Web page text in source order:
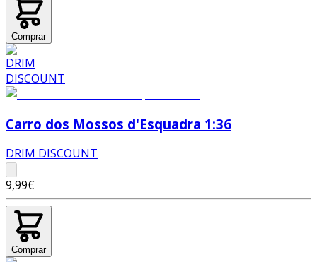
Comprar
Carro dos Mossos d'Esquadra 1:36
DRIM DISCOUNT
9,99€
Comprar